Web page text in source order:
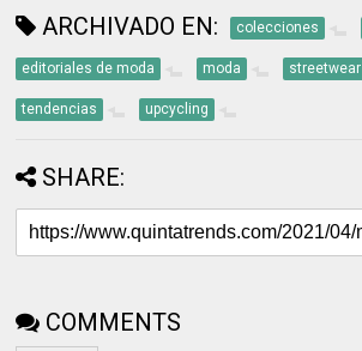
ARCHIVADO EN: colecciones
editoriales de moda moda streetwear
tendencias upcycling
SHARE:
COMMENTS